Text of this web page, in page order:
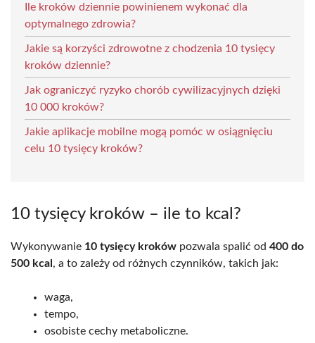
Ile kroków dziennie powinienem wykonać dla
optymalnego zdrowia?
Jakie są korzyści zdrowotne z chodzenia 10 tysięcy
kroków dziennie?
Jak ograniczyć ryzyko chorób cywilizacyjnych dzięki
10 000 kroków?
Jakie aplikacje mobilne mogą pomóc w osiągnięciu
celu 10 tysięcy kroków?
10 tysięcy kroków – ile to kcal?
Wykonywanie 10 tysięcy kroków pozwala spalić od 400 do
500 kcal , a to zależy od różnych czynników, takich jak:
waga,
tempo,
osobiste cechy metaboliczne.